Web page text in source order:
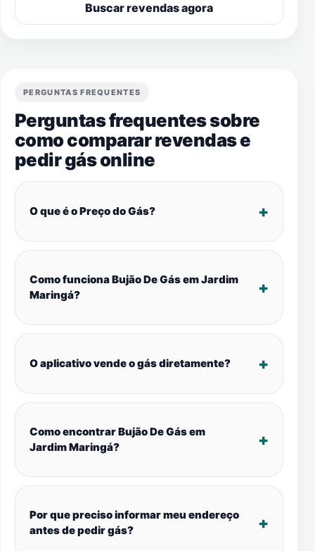
Buscar revendas agora
PERGUNTAS FREQUENTES
Perguntas frequentes sobre
como comparar revendas e
pedir gás online
O que é o Preço do Gás?
Como funciona Bujão De Gás em Jardim
Maringá?
O aplicativo vende o gás diretamente?
Como encontrar Bujão De Gás em
Jardim Maringá?
Por que preciso informar meu endereço
antes de pedir gás?